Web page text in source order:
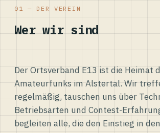
01 — DER VEREIN
Wer wir sind
Der Ortsverband E13 ist die Heimat
Amateurfunks im Alstertal. Wir
regelmäßig, tauschen uns über
Betriebsarten und Contest-
begleiten alle, die den Einstieg in den